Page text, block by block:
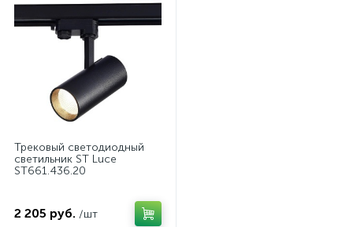
Трековый светодиодный
светильник ST Luce
ST661.436.20
2 205 руб. /шт